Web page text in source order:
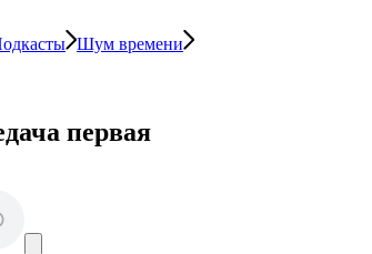
Шум времени
первая